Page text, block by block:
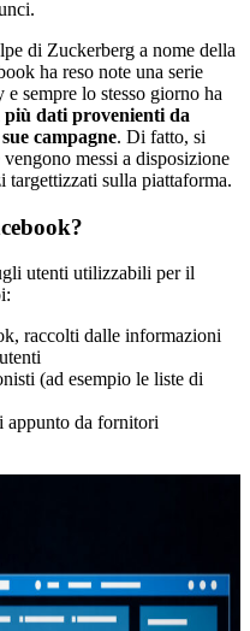
di Zuckerberg a nome della
ha reso note una serie
sempre lo stesso giorno ha
dati provenienti da
campagne. Di fatto, si
messi a disposizione
targettizzati sulla piattaforma.
utenti utilizzabili per il
raccolti dalle informazioni
(ad esempio le liste di
appunto da fornitori